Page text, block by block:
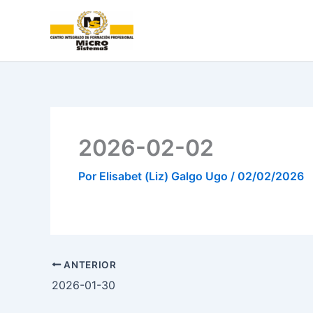
2026-02-02
Por Elisabet (Liz) Galgo Ugo / 02/02/2026
ANTERIOR
2026-01-30